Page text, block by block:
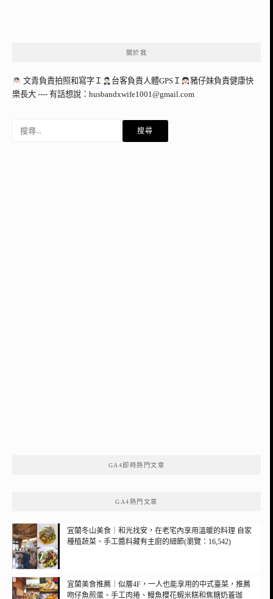
關於我
文青負責拍照和寫字Ｉ 台客負責人體GPSＩ
豬仔妹負責健康快
樂長大 ---- 有話想說： husbandxwife1001@gmail.com
GA4即時熱門文章
GA4熱門文章
宜蘭冬山美食｜和光找安，在老宅內享用溫暖的料理 自家
種植蔬菜、手工醬料藏有主廚的細節(瀏覽：16,542)
宜蘭美食推薦｜似層4F，一人也能享用的中式臺菜，推薦
吻仔魚煎蛋、手工肉捲、鰻魚櫻花蝦米糕和焦糖奶蓋珈